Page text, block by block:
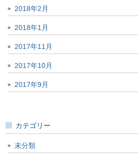
2018年2月
2018年1月
2017年11月
2017年10月
2017年9月
カテゴリー
未分類